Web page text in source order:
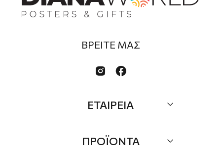
ΒΡΕΙΤΕ ΜΑΣ
 
ΕΤΑΙΡΕΙΑ
Επικοινωνία
ΠΡΟΪΟΝΤΑ